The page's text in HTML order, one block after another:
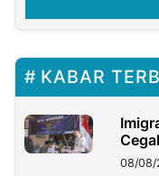
KABAR
08/08/